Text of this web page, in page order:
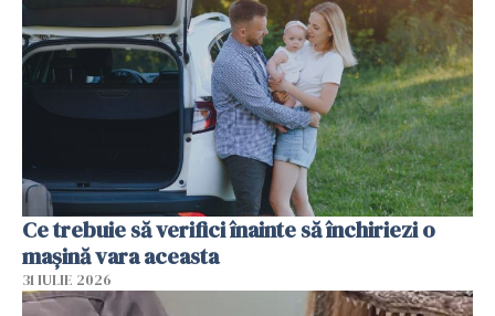
Ce trebuie să verifici înainte să închiriezi o
mașină vara aceasta
31 IULIE 2026